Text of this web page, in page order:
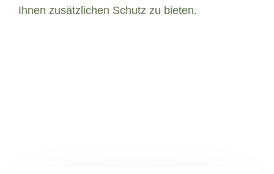
Ihnen zusätzlichen Schutz zu bieten.